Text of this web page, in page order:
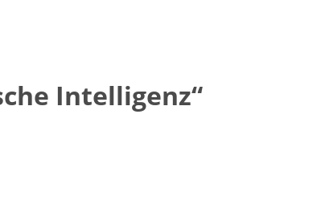
Intelligenz“